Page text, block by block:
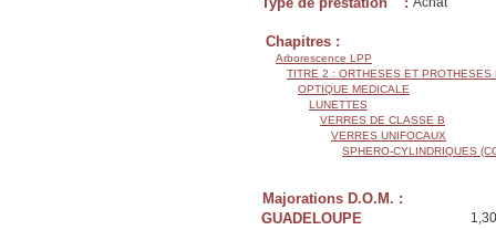
Chapitres :
Arborescence LPP
TITRE 2 : ORTHESES ET PROTHESES
OPTIQUE MEDICALE
LUNETTES
VERRES DE CLASSE B
VERRES UNIFOCAUX
SPHERO-CYLINDRIQUES
Majorations D.O.M. :
GUADELOUPE